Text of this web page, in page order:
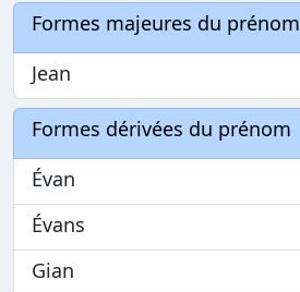
Formes majeures du prénom
Jean
Formes dérivées du prénom
Évan
Évans
Gian